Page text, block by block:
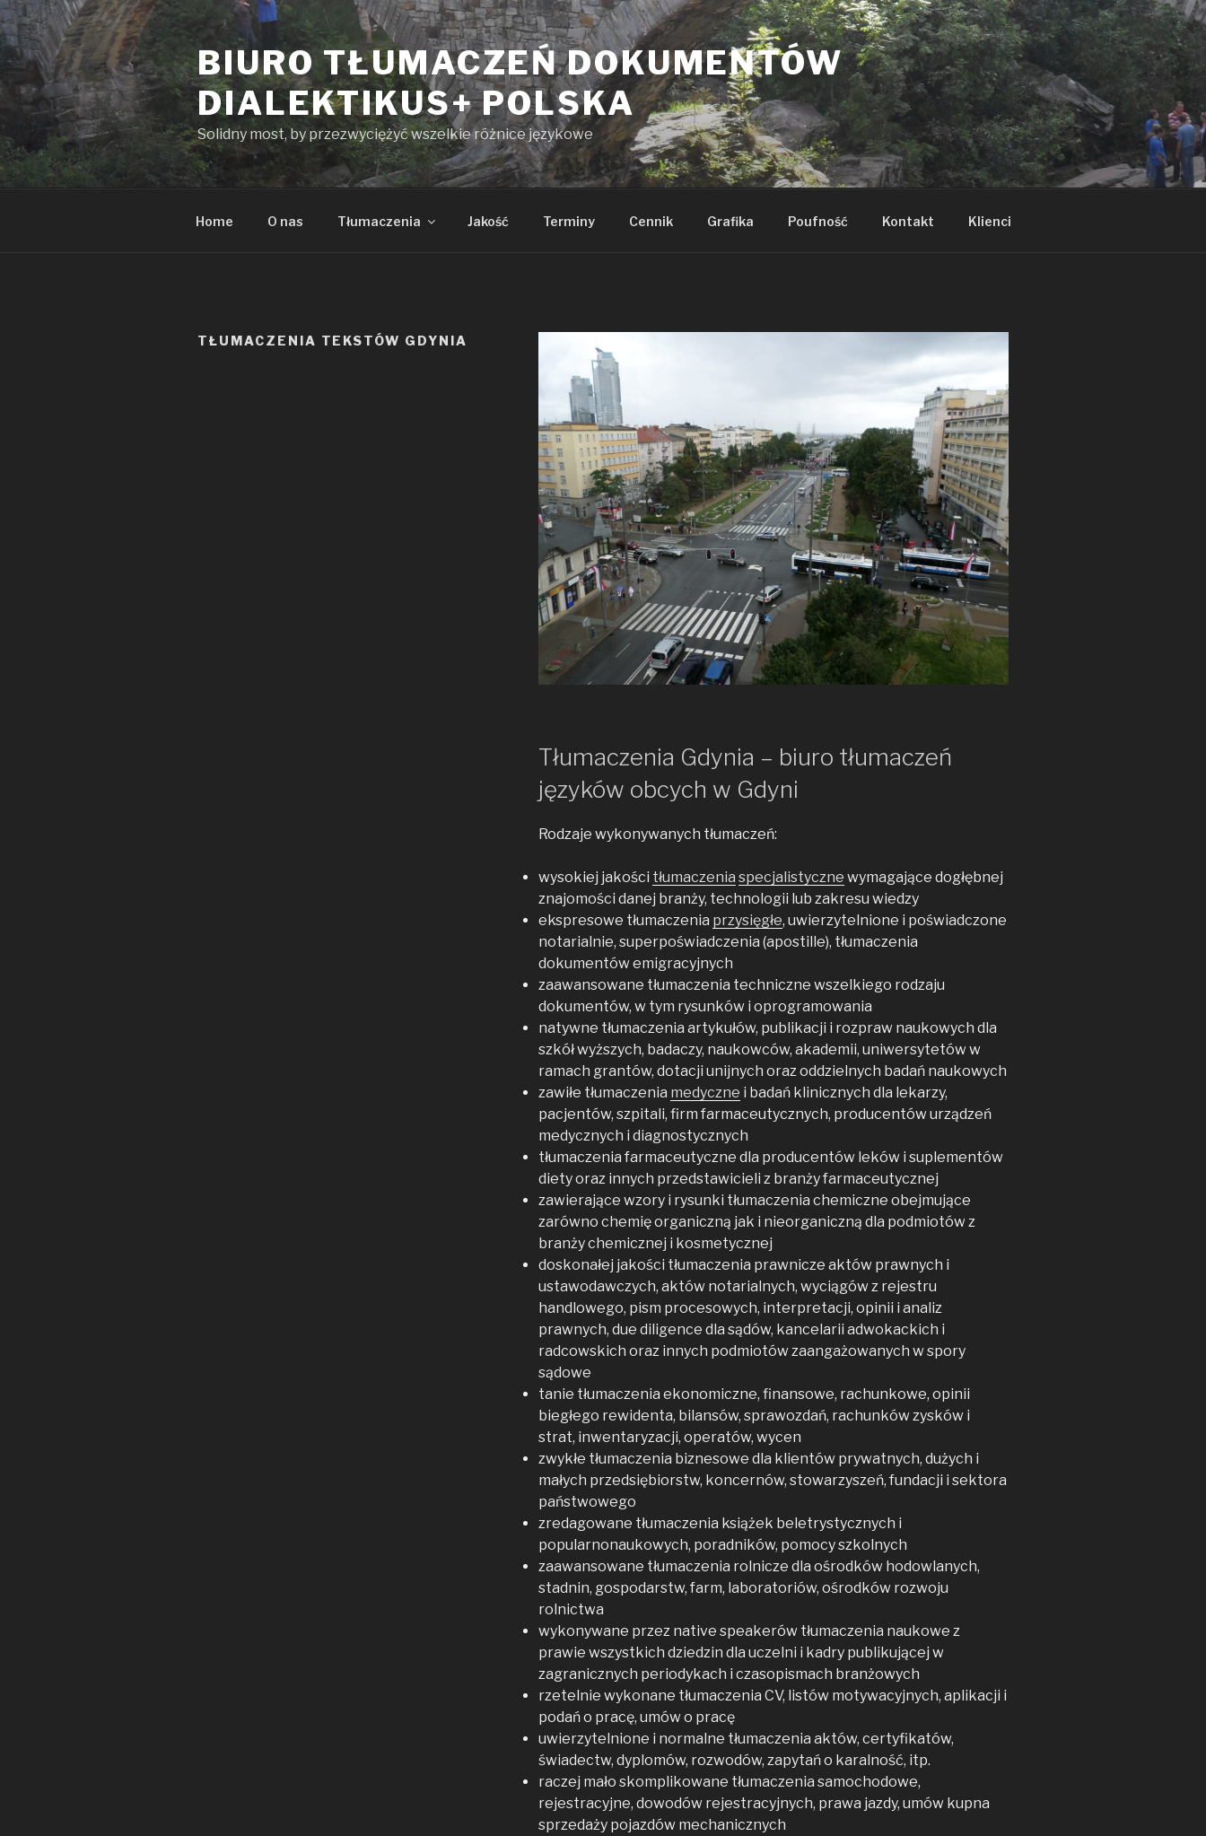
Przeskocz
do
treści
BIURO TŁUMACZEŃ DOKUMENTÓW
DIALEKTIKUS+ POLSKA
Solidny most, by przezwyciężyć wszelkie różnice językowe
Home O nas Tłumaczenia Jakość Terminy Cennik Grafika Poufność Kontakt Klienci
TŁUMACZENIA TEKSTÓW GDYNIA
Tłumaczenia Gdynia – biuro tłumaczeń
języków obcych w Gdyni
Rodzaje wykonywanych tłumaczeń:
wysokiej jakości tłumaczenia specjalistyczne wymagające dogłębnej
znajomości danej branży, technologii lub zakresu wiedzy
ekspresowe tłumaczenia przysięgłe, uwierzytelnione i poświadczone
notarialnie, superpoświadczenia (apostille), tłumaczenia
dokumentów emigracyjnych
zaawansowane tłumaczenia techniczne wszelkiego rodzaju
dokumentów, w tym rysunków i oprogramowania
natywne tłumaczenia artykułów, publikacji i rozpraw naukowych dla
szkół wyższych, badaczy, naukowców, akademii, uniwersytetów w
ramach grantów, dotacji unijnych oraz oddzielnych badań naukowych
zawiłe tłumaczenia medyczne i badań klinicznych dla lekarzy,
pacjentów, szpitali, firm farmaceutycznych, producentów urządzeń
medycznych i diagnostycznych
tłumaczenia farmaceutyczne dla producentów leków i suplementów
diety oraz innych przedstawicieli z branży farmaceutycznej
zawierające wzory i rysunki tłumaczenia chemiczne obejmujące
zarówno chemię organiczną jak i nieorganiczną dla podmiotów z
branży chemicznej i kosmetycznej
doskonałej jakości tłumaczenia prawnicze aktów prawnych i
ustawodawczych, aktów notarialnych, wyciągów z rejestru
handlowego, pism procesowych, interpretacji, opinii i analiz
prawnych, due diligence dla sądów, kancelarii adwokackich i
radcowskich oraz innych podmiotów zaangażowanych w spory
sądowe
tanie tłumaczenia ekonomiczne, finansowe, rachunkowe, opinii
biegłego rewidenta, bilansów, sprawozdań, rachunków zysków i
strat, inwentaryzacji, operatów, wycen
zwykłe tłumaczenia biznesowe dla klientów prywatnych, dużych i
małych przedsiębiorstw, koncernów, stowarzyszeń, fundacji i sektora
państwowego
zredagowane tłumaczenia książek beletrystycznych i
popularnonaukowych, poradników, pomocy szkolnych
zaawansowane tłumaczenia rolnicze dla ośrodków hodowlanych,
stadnin, gospodarstw, farm, laboratoriów, ośrodków rozwoju
rolnictwa
wykonywane przez native speakerów tłumaczenia naukowe z
prawie wszystkich dziedzin dla uczelni i kadry publikującej w
zagranicznych periodykach i czasopismach branżowych
rzetelnie wykonane tłumaczenia CV, listów motywacyjnych, aplikacji i
podań o pracę, umów o pracę
uwierzytelnione i normalne tłumaczenia aktów, certyfikatów,
świadectw, dyplomów, rozwodów, zapytań o karalność, itp.
raczej mało skomplikowane tłumaczenia samochodowe,
rejestracyjne, dowodów rejestracyjnych, prawa jazdy, umów kupna
sprzedaży pojazdów mechanicznych